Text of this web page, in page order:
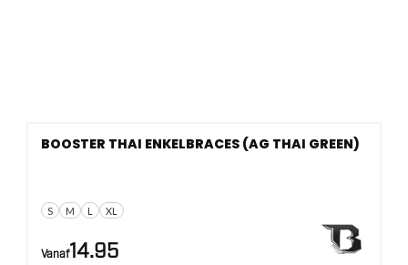
S M L XL
BOOSTER THAI ENKELBRACES (AG THAI GREEN)
Vanaf14.95